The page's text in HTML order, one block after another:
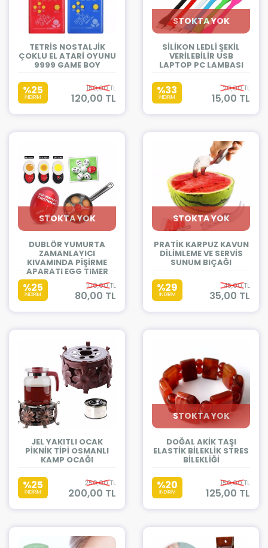
TETRİS NOSTALJİK
ÇOKLU EL ATARİ OYUNU
9999 GAME BOY
%25
İNDİRİM
150,00 TL
120,00 TL
STOKTA YOK
SİLİKON LEDLİ ŞEKİL
VERİLEBİLİR USB
LAPTOP PC LAMBASI
%33
İNDİRİM
20,00 TL
15,00 TL
STOKTA YOK
DUBLÖR YUMURTA
ZAMANLAYICI
KIVAMINDA PİŞİRME
APARATI EGG TIMER
%25
İNDİRİM
100,00 TL
80,00 TL
STOKTA YOK
PRATİK KARPUZ KAVUN
DİLİMLEME VE SERVİS
SUNUM BIÇAĞI
%29
İNDİRİM
45,00 TL
35,00 TL
JEL YAKITLI OCAK
PİKNİK TİPİ OSMANLI
KAMP OCAĞI
%25
İNDİRİM
250,00 TL
200,00 TL
STOKTA YOK
DOĞAL AKİK TAŞI
ELASTİK BİLEKLİK STRES
BİLEKLİĞİ
%20
İNDİRİM
150,00 TL
125,00 TL